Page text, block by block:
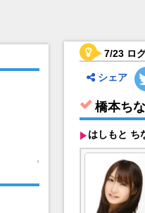
↑
7/23 ロ
シェア
橋本ち
はしもと ち